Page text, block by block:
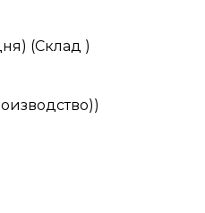
(Склад )